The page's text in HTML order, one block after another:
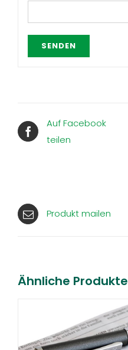
Auf Facebook
teilen
Produkt mailen
Ähnliche Produkte